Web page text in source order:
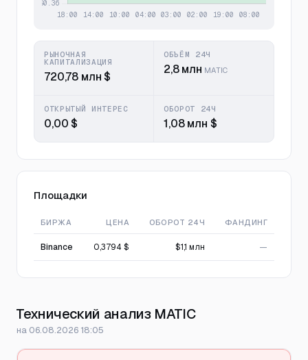
РЫНОЧНАЯ
КАПИТАЛИЗАЦИЯ
720,78 млн $
ОБЪЁМ 24Ч
2,8 млн MATIC
ОТКРЫТЫЙ ИНТЕРЕС
0,00 $
ОБОРОТ 24Ч
1,08 млн $
Площадки
БИРЖА ЦЕНА ОБОРОТ 24Ч ФАНДИНГ
Binance 0,3794 $ $1,1 млн —
Технический анализ MATIC
на 06.08.2026 18:05